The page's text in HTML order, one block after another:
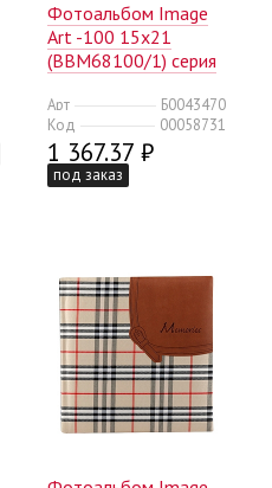
Фотоальбом Image
Art -100 15x21
(BBM68100/1) серия
Арт
Б0043470
Код
00058731
1 367.37 ₽
под заказ